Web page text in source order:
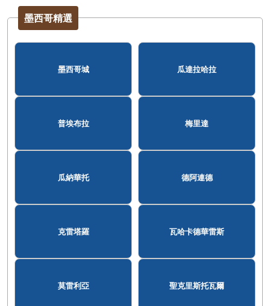
墨西哥精選
墨西哥城 瓜達拉哈拉
普埃布拉 梅里達
瓜納華托 德阿連德
克雷塔羅 瓦哈卡德華雷斯
莫雷利亞 聖克里斯托瓦爾